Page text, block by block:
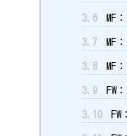
3.6 MF
3.7 MF
3.8 MF
3.9 FW
3.10